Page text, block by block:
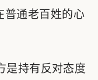
普通老百姓的心
持有反对态度